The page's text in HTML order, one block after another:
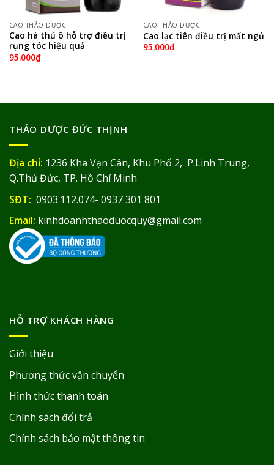
CAO THẢO DƯỢC
Cao hà thủ ô hỗ trợ điều trị
rụng tóc hiệu quả
95.000₫
CAO THẢO DƯỢC
Cao lạc tiên điều trị mất ngủ
95.000₫
THẢO DƯỢC ĐỨC THỊNH
Địa chỉ: 1236 Kha Vạn Cân, Khu Phố 2, P.Linh Trung,
Q.Thủ Đức, TP. Hồ Chí Minh
SĐT: 0903.112.074- 0937 301 801
Email: kinhdoanhthaoduocquy@gmail.com
HỖ TRỢ KHÁCH HÀNG
Giới thiệu
Phương thức vận chuyển
Hình thức thanh toán
Chính sách đổi trả
Chính sách bảo mật thông tin